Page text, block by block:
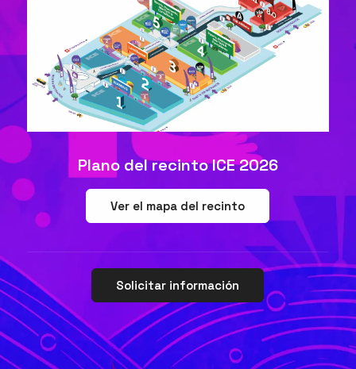
Plano del recinto ICE 2026
Ver el mapa del recinto
Solicitar información